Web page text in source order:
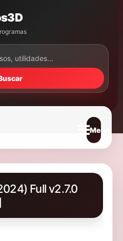
Abrir
Full v2.7.0